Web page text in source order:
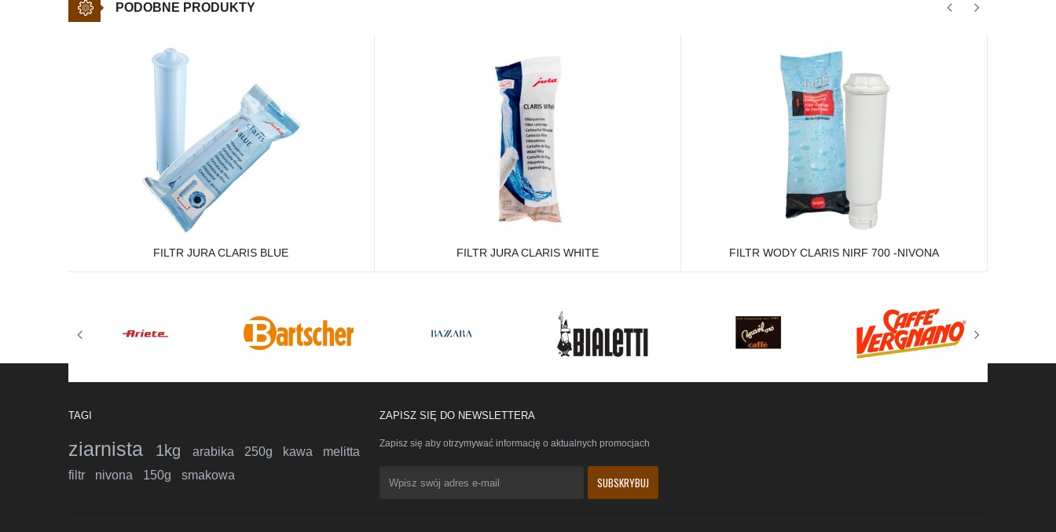
PODOBNE PRODUKTY
FILTR JURA CLARIS BLUE FILTR JURA CLARIS WHITE FILTR WODY CLARIS NIRF 700 -NIVONA
TAGI
ziarnista 1kg arabika 250g kawa melitta
filtr nivona 150g smakowa
ZAPISZ SIĘ DO NEWSLETTERA
Zapisz się aby otrzymywać informację o aktualnych promocjach